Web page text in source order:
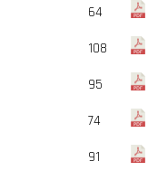
64
108
95
74
91